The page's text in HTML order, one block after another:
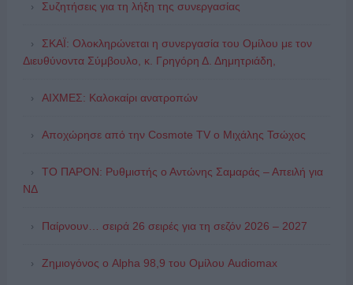
Συζητήσεις για τη λήξη της συνεργασίας
ΣΚΑΪ: Ολοκληρώνεται η συνεργασία του Ομίλου με τον
Διευθύνοντα Σύμβουλο, κ. Γρηγόρη Δ. Δημητριάδη,
ΑΙΧΜΕΣ: Καλοκαίρι ανατροπών
Αποχώρησε από την Cosmote TV o Μιχάλης Τσώχος
ΤΟ ΠΑΡΟΝ: Ρυθμιστής ο Αντώνης Σαμαράς – Απειλή για
ΝΔ
Παίρνουν… σειρά 26 σειρές για τη σεζόν 2026 – 2027
Ζημιογόνος ο Alpha 98,9 του Ομίλου Audiomax